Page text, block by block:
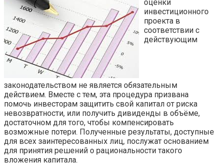
оценки
инвестиционного
проекта в
соответствии с
действующим
законодательством не является обязательным
действием. Вместе с тем, эта процедура призвана
помочь инвесторам защитить свой капитал от риска
невозвратности, или получить дивиденды в объёме,
достаточном для того, чтобы компенсировать
возможные потери. Полученные результаты, доступные
для всех заинтересованных лиц, послужат основанием
для принятия решений о рациональности такого
вложения капитала.